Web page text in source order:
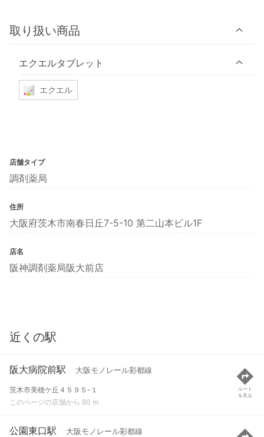
取り扱い商品
エクエルタブレット
エクエル
店舗タイプ
調剤薬局
住所
大阪府茨木市南春日丘7-5-10 第二山本ビル1F
店名
阪神調剤薬局阪大前店
近くの駅
阪大病院前駅 大阪モノレール彩都線
茨木市美穂ケ丘４５９５-１
このページの店舗から 80 m
ルート
を見る
公園東口駅 大阪モノレール彩都線